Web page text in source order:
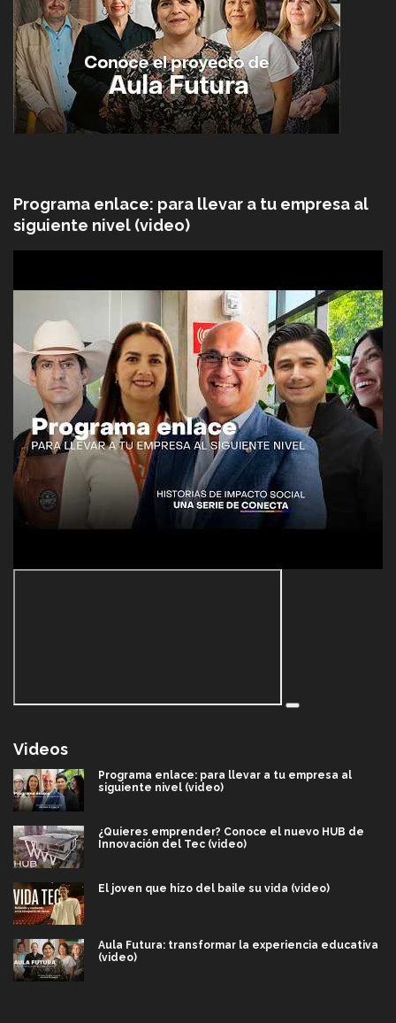
Programa enlace: para llevar a tu empresa al
siguiente nivel (video)
Videos
Programa enlace: para llevar a tu empresa al
siguiente nivel (video)
¿Quieres emprender? Conoce el nuevo HUB de
Innovación del Tec (video)
El joven que hizo del baile su vida (video)
Aula Futura: transformar la experiencia educativa
(video)